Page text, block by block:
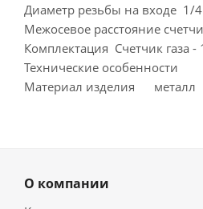
Диаметр резьбы на входе 1/
Межосевое расстояние
Комплектация Счетчик газа -
Технические особенности
Материал изделия металл
О компании